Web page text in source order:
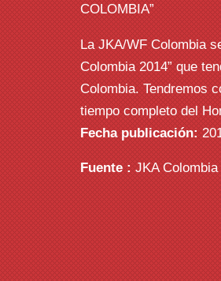
COLOMBIA”
La JKA/WF Colombia
Colombia 2014” que
Colombia. Tendremos
tiempo completo del
Fecha publicación:
Fuente :JKA Colombia